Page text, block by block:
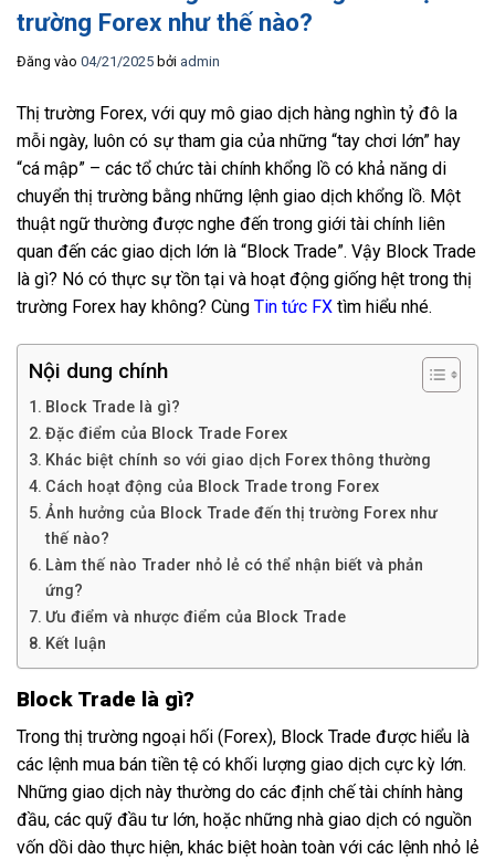
trường Forex như thế nào?
Đăng vào 04/21/2025 bởi admin
Thị trường Forex, với quy mô giao dịch hàng nghìn tỷ đô la
mỗi ngày, luôn có sự tham gia của những “tay chơi lớn” hay
“cá mập” – các tổ chức tài chính khổng lồ có khả năng di
chuyển thị trường bằng những lệnh giao dịch khổng lồ. Một
thuật ngữ thường được nghe đến trong giới tài chính liên
quan đến các giao dịch lớn là “Block Trade”. Vậy Block Trade
là gì? Nó có thực sự tồn tại và hoạt động giống hệt trong thị
trường Forex hay không? Cùng Tin tức FX tìm hiểu nhé.
Nội dung chính
Block Trade là gì?
Đặc điểm của Block Trade Forex
Khác biệt chính so với giao dịch Forex thông thường
Cách hoạt động của Block Trade trong Forex
Ảnh hưởng của Block Trade đến thị trường Forex như
thế nào?
Làm thế nào Trader nhỏ lẻ có thể nhận biết và phản
ứng?
Ưu điểm và nhược điểm của Block Trade
Kết luận
Block Trade là gì?
Trong thị trường ngoại hối (Forex), Block Trade được hiểu là
các lệnh mua bán tiền tệ có khối lượng giao dịch cực kỳ lớn.
Những giao dịch này thường do các định chế tài chính hàng
đầu, các quỹ đầu tư lớn, hoặc những nhà giao dịch có nguồn
vốn dồi dào thực hiện, khác biệt hoàn toàn với các lệnh nhỏ lẻ